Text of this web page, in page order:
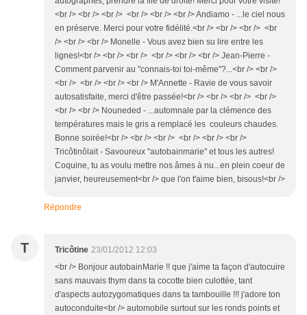
<br /> <br /> <br /> <br /> <br /> <br /> Andiamo - ...le ciel nous
en préserve. Merci pour votre fidélité.<br /> <br /> <br /> <br
/> <br /> <br /> Monelle - Vous avez bien su lire entre les
lignes!<br /> <br /> <br /> <br /> <br /> <br /> Jean-Pierre -
Comment parvenir au "connais-toi toi-même"?...<br /> <br />
<br /> <br /> <br /> <br /> M'Annette - Ravie de vous savoir
autosatisfaite, merci d'être passée!<br /> <br /> <br /> <br />
<br /> <br /> Nouneded - ...automnale par la clémence des
températures mais le gris a remplacé les couleurs chaudes.
Bonne soirée!<br /> <br /> <br /> <br /> <br /> <br />
Tricôtinôlait - Savoureux "autobainmarie" et tous les autres!
Coquine, tu as voulu mettre nos âmes à nu...en plein coeur de
janvier, heureusement<br /> que l'on t'aime bien, bisous!<br />
Répondre
T Tricôtine 23/01/2012 12:03
<br /> Bonjour autobainMarie !! que j'aime ta façon d'autocuire
sans mauvais thym dans ta cocotte bien culottée, tant
d'aspects autozygomatiques dans ta tambouille !!! j'adore ton
autoconduite<br /> automobile surtout sur les ronds points et